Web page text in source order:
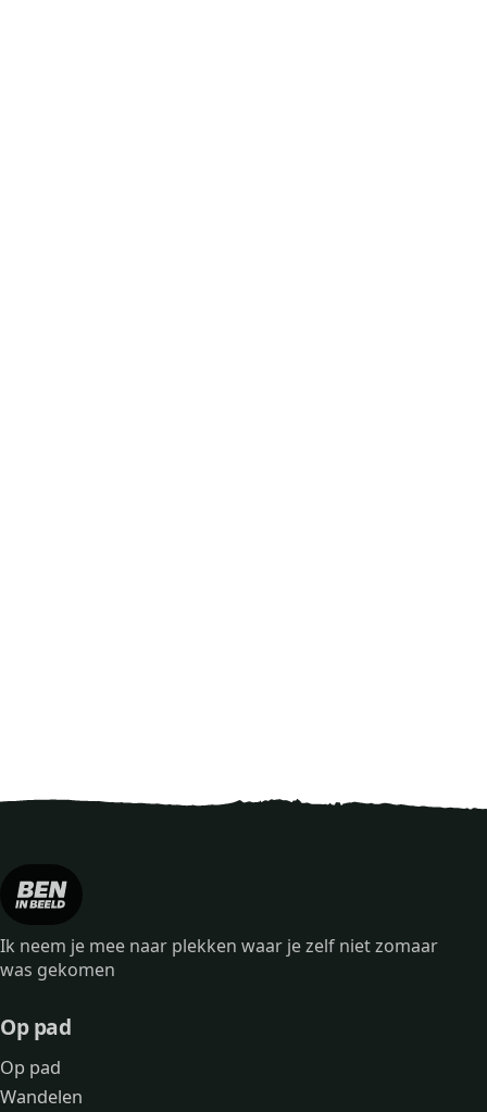
Ik neem je mee naar plekken waar je zelf niet zomaar
was gekomen
Op pad
Op pad
Wandelen